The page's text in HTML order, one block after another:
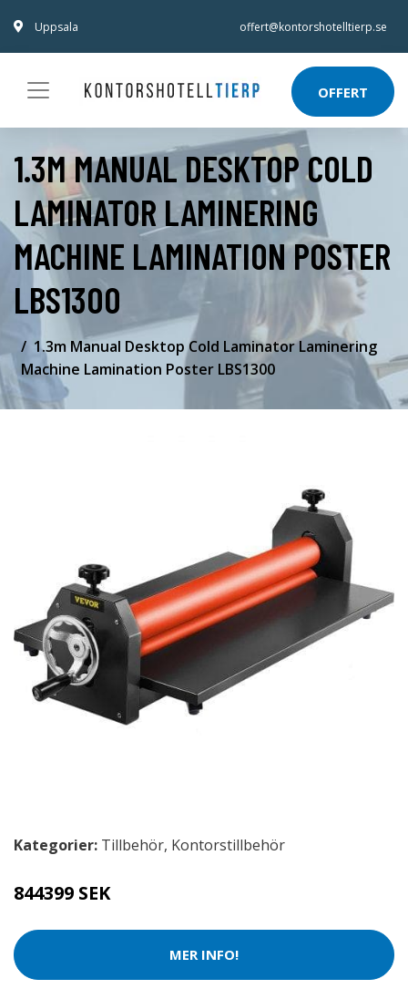
Uppsala offert@kontorshotelltierp.se
OFFERT
1.3M MANUAL DESKTOP COLD
LAMINATOR LAMINERING
MACHINE LAMINATION POSTER
LBS1300
1.3m Manual Desktop Cold Laminator Laminering
Machine Lamination Poster LBS1300
Kategorier: Tillbehör, Kontorstillbehör
844399 SEK
MER INFO!